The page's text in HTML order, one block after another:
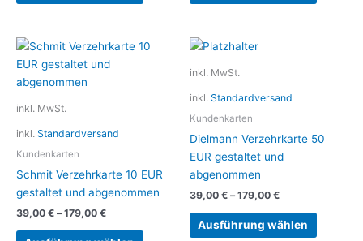
werden
inkl. MwSt.
inkl. Standardversand
Kundenkarten
Schmit Verzehrkarte 10 EUR
gestaltet und abgenommen
39,00 € –179,00 €
Dieses
Varianten
Optionen
können
inkl. MwSt.
inkl. Standardversand
Kundenkarten
Dielmann Verzehrkarte 50
EUR gestaltet und
abgenommen
39,00 € –179,00 €
Ausführung wählen
auf.